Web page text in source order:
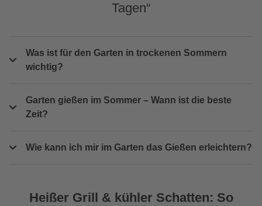
Tagen“
Was ist für den Garten in trockenen Sommern
wichtig?
Garten gießen im Sommer – Wann ist die beste
Zeit?
Wie kann ich mir im Garten das Gießen erleichtern?
Heißer Grill & kühler Schatten: So